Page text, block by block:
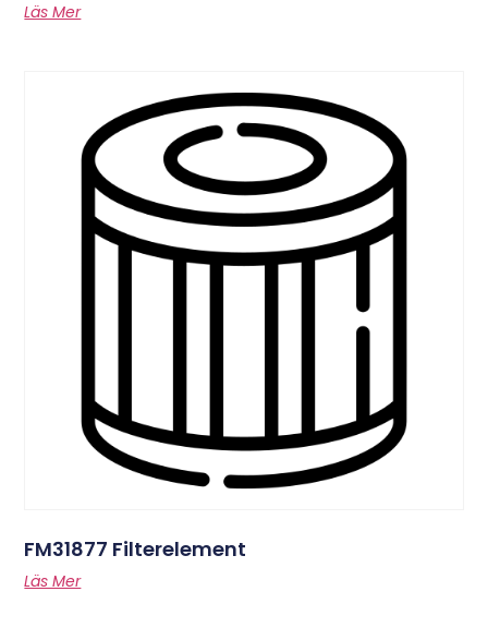
Läs Mer
FM31877 Filterelement
Läs Mer